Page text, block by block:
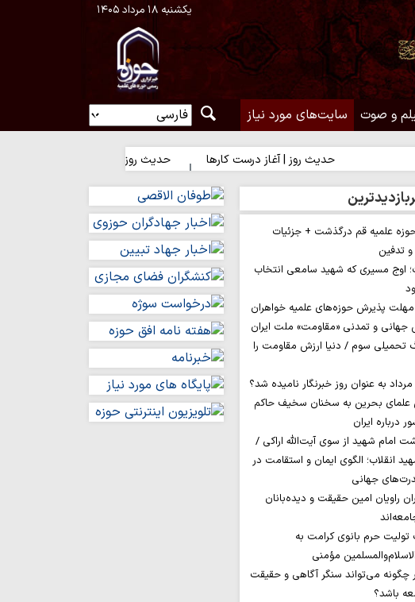
یکشنبه ۱۸ مرداد ۱۴۰۵
و صوت سایت‌های مورد نیاز
حدیث روز | آغاز درست کارها حدیث روز | رضایت خدا یا رضایت مردم؟
علمیه قم درگذشت + جزئیات
تدفین
اوج مسیری که شهید سامعی انتخاب
پذیرش حوزه‌های علمیه خواهران
جهانی و تمدنی «مقاومت» ملت ایران
تحمیلی سوم / دنیا ارزش مقاومت را
علمای بحرین به سخنان سخیف حاکم
درباره ایران
امام شهید از سوی آیت‌الله اراکی /
انقلاب؛ الگوی ایمان و استقامت در
جهانی
راویان امین حقیقت و دیده‌بانان
حرم بانوی کرامت به
مؤمنی
چگونه می‌تواند سنگر آگاهی و حقیقت
باشد؟